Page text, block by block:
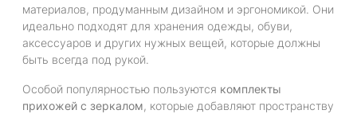
материалов, продуманным дизайном и эргономикой. Они
идеально подходят для хранения одежды, обуви,
аксессуаров и других нужных вещей, которые должны
быть всегда под рукой.
Особой популярностью пользуются комплекты
прихожей с зеркалом, которые добавляют пространству